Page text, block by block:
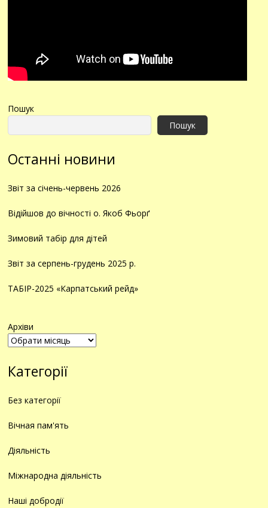
Пошук
Пошук
Останні новини
Звіт за січень-червень 2026
Відійшов до вічності о. Якоб Фьорґ
Зимовий табір для дітей
Звіт за серпень-грудень 2025 р.
ТАБІР-2025 «Карпатський рейд»
Архіви
Категорії
Без категорії
Вічная пам'ять
Діяльність
Міжнародна діяльність
Наші добродії